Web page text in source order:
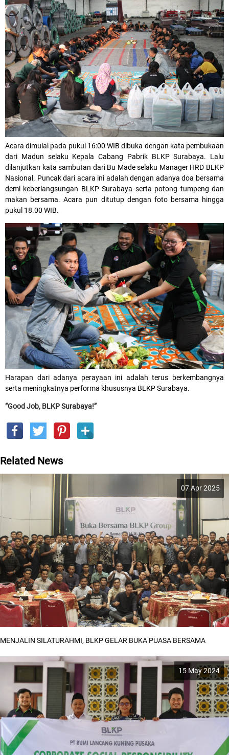
Acara dimulai pada pukul 16:00 WIB dibuka dengan kata pembukaan
dari Madun selaku Kepala Cabang Pabrik BLKP Surabaya. Lalu
dilanjutkan kata sambutan dari Bu Made selaku Manager HRD BLKP
Nasional. Puncak dari acara ini adalah dengan adanya doa bersama
demi keberlangsungan BLKP Surabaya serta potong tumpeng dan
makan bersama. Acara pun ditutup dengan foto bersama hingga
pukul 18.00 WIB.
Harapan dari adanya perayaan ini adalah terus berkembangnya
serta meningkatnya performa khususnya BLKP Surabaya.
“Good Job, BLKP Surabaya!”
Related News
MENJALIN SILATURAHMI, BLKP GELAR BUKA PUASA BERSAMA
07 Apr 2025
15 May 2024